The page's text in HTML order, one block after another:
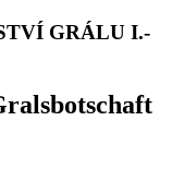
GRÁLU I.-